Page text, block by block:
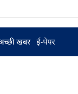
खबर ई-पेपर